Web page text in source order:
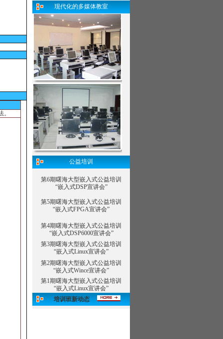
现代化的多媒体教室
公益培训
第6期曙海大型嵌入式公益培训
“嵌入式DSP宣讲会”
第5期曙海大型嵌入式公益培训
“嵌入式FPGA宣讲会”
第4期曙海大型嵌入式公益培训
“嵌入式DSP6000宣讲会”
第3期曙海大型嵌入式公益培训
“嵌入式Linux宣讲会”
第2期曙海大型嵌入式公益培训
“嵌入式Wince宣讲会”
第1期曙海大型嵌入式公益培训
“嵌入式Linux宣讲会”
培训班新动态